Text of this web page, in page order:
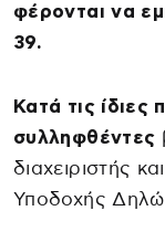
φέρονται να
39.
Κατά τις
συλληφθέντες
διαχειριστής
Υποδοχής